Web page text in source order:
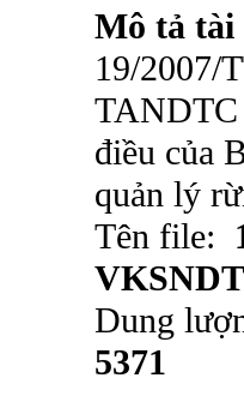
Mô tả tài
19/2007/
TANDTC
điều của
quản lý
Tên file:
Dung
5371